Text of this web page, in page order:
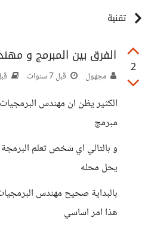
تقنية
2
الفرق بين المبرمج و
مجهول قبل 7 سنوات قبل
الكثير يظن ان مهندس
مبرمج
و بالتالي اي شخص تعلم
يحل محله
بالبداية صحيح مهندس
هذا امر اساسي